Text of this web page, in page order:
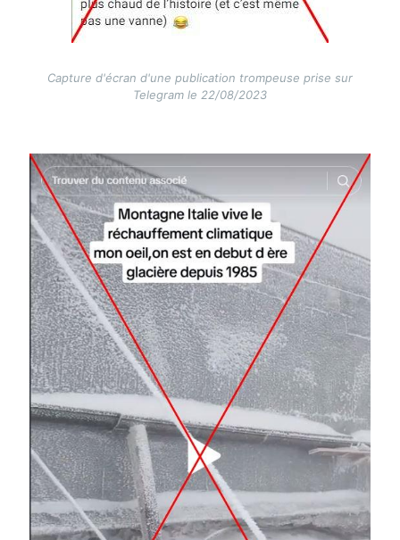
Capture d'écran d'une publication trompeuse prise sur
Telegram le 22/08/2023
Image